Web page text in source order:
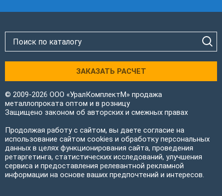
ЗАКАЗАТЬ РАСЧЕТ
© 2009-2026 ООО «УралКомплектМ» продажа
металлопроката оптом и в розницу
Защищено законом об авторских и смежных правах
Продолжая работу с сайтом, вы даете согласие на
использование сайтом cookies и обработку персональных
данных в целях функционирования сайта, проведения
ретаргетинга, статистических исследований, улучшения
сервиса и предоставления релевантной рекламной
информации на основе ваших предпочтений и интересов.